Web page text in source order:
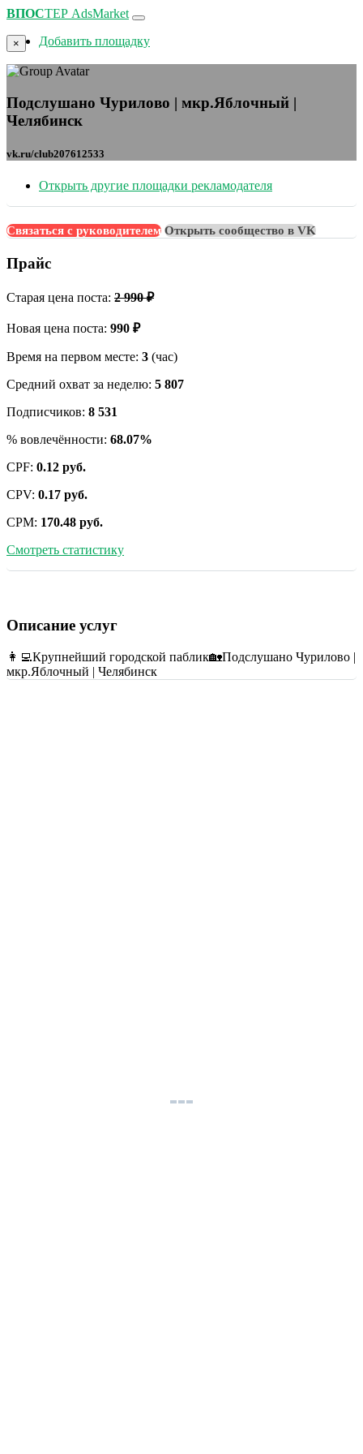
ВПОСТЕР AdsMarket
Добавить площадку
×
Подслушано Чурилово | мкр.Яблочный |
Челябинск
vk.ru/club207612533
Открыть другие площадки рекламодателя
Связаться с руководителем Открыть сообщество в VK
Прайс
Старая цена поста: 2 990 ₽
Новая цена поста: 990 ₽
Время на первом месте: 3 (час)
Средний охват за неделю: 5 807
Подписчиков: 8 531
% вовлечённости: 68.07%
CPF: 0.12 руб.
CPV: 0.17 руб.
CPM: 170.48 руб.
Смотреть статистику
Описание услуг
👩‍💻Крупнейший городской паблик🏡Подслушано Чурилово |
мкр.Яблочный | Челябинск